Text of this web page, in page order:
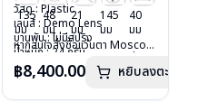
วัสดุ : Plastic
เลนส์ : Demo Lens
บานพับ : ไม่มีสปริง
น้ำหนัก : 24 กรัม
อุปกรณ์ : กล่องแว่น, กล่อง
กระดาษ, ผ้าเช็ดแว่น
การรับประกัน : 1 ปี
135
มม
48
มม
21
มม
145
มม
40
มม
หากสนใจสั่งชื้อแว่นตา Moscot
ลงไว้กรุณาติดต่อเราคลิก
฿8,400.00 หยิบลงตะกร้า